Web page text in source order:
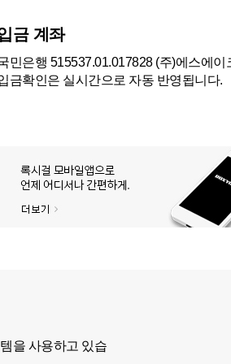
금 계좌
민은행 515537.01.017828 (주)에스에이
금확인은 실시간으로 자동 반영됩니다.
을 사용하고 있습